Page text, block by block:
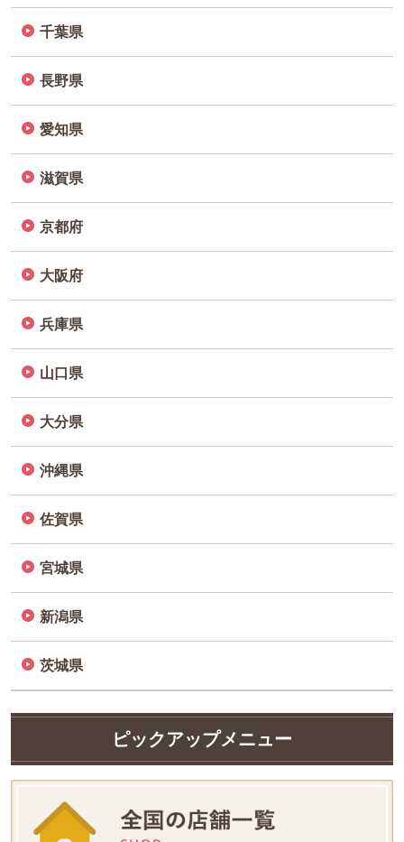
千葉県
長野県
愛知県
滋賀県
京都府
大阪府
兵庫県
山口県
大分県
沖縄県
佐賀県
宮城県
新潟県
茨城県
ピックアップメニュー